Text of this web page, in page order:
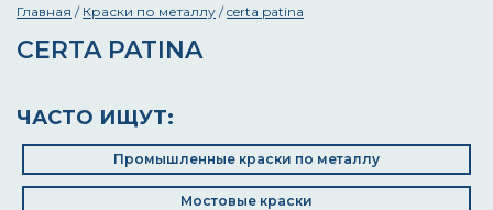
Главная / Краски по металлу /certa patina
CERTA PATINA
ЧАСТО ИЩУТ:
Промышленные краски по металлу
Мостовые краски